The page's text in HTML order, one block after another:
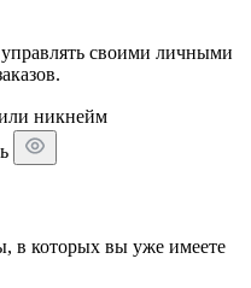
своими личными
никнейм
в которых вы уже имеете